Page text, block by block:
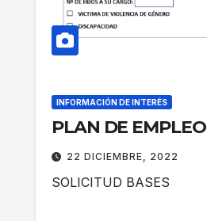
INFORMACIÓN DE INTERÉS
PLAN DE EMPLEO
22 DICIEMBRE, 2022
SOLICITUD BASES